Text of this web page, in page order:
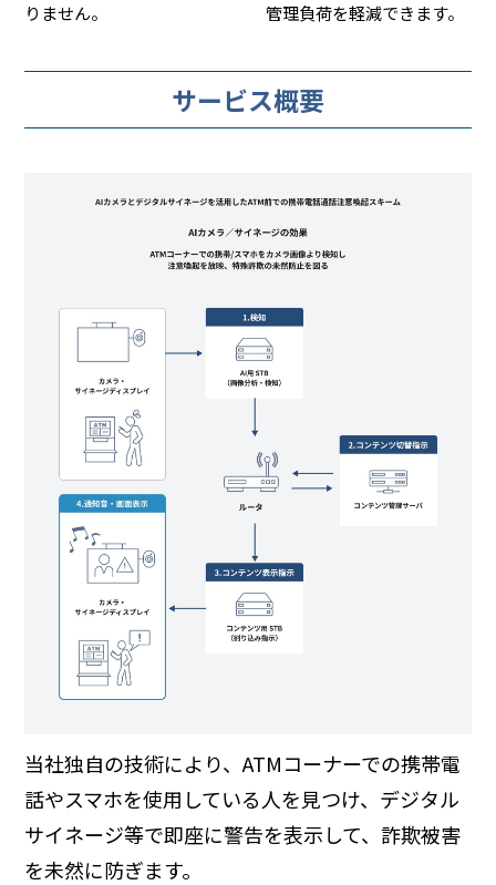
りません。
管理負荷を軽減できます。
サービス概要
当社独自の技術により、ATMコーナーでの携帯電
話やスマホを使用している人を見つけ、デジタル
サイネージ等で即座に警告を表示して、詐欺被害
を未然に防ぎます。